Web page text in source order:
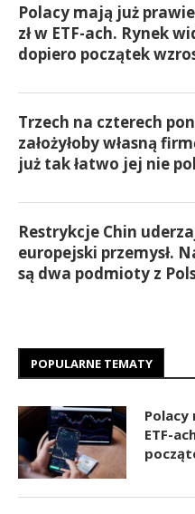
Polacy mają już
zł w ETF-ach. Rynek
dopiero początek
Trzech na czterech
założyłoby własną
już tak łatwo jej nie
Restrykcje Chin
europejski przemysł.
są dwa podmioty z
POPULARNE TEMATY
Polacy
ETF-